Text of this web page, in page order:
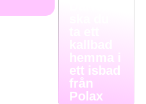
kallbad
hemma i
ett isbad
från
Polax